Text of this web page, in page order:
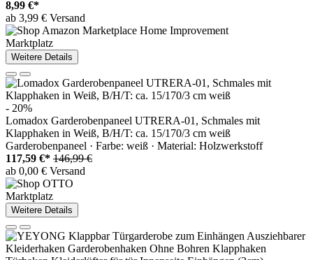
8,99 €*
ab 3,99 € Versand
Marktplatz
Weitere Details
- 20%
Lomadox Garderobenpaneel UTRERA-01, Schmales mit
Klapphaken in Weiß, B/H/T: ca. 15/170/3 cm weiß
Garderobenpaneel · Farbe: weiß · Material: Holzwerkstoff
117,59 €* 146,99 €
ab 0,00 € Versand
Marktplatz
Weitere Details